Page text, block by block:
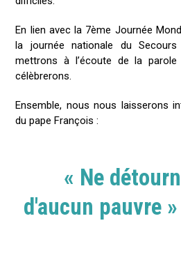
En lien avec la 7ème Journée
la journée nationale du
mettrons à l’écoute de la
célèbrerons.
Ensemble, nous nous laisserons
du pape François :
« Ne
d'aucun pauvre